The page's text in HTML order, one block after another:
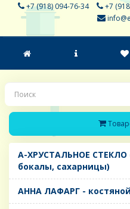
+7 (918) 094-76-34 +7
A-ХРУСТАЛЬНОЕ СТЕКЛО
бокалы, сахарницы)
AHHA ЛАФАРГ -